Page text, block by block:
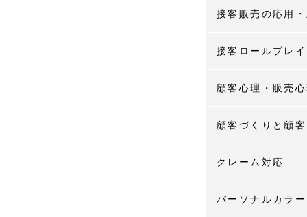
接客販売の応用
接客ロールプレ
顧客心理・販売
顧客づくりと顧客
クレーム対応
パーソナルカラー